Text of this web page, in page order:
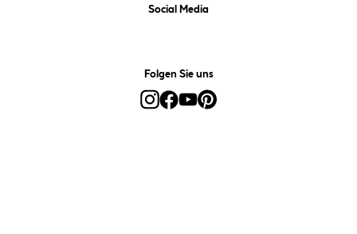
Social Media
Folgen Sie uns